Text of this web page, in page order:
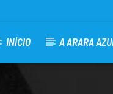
INÍCIO A ARARA